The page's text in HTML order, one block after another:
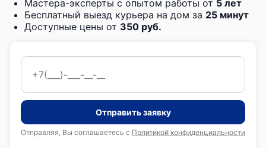
Мастера-эксперты с опытом работы от 5 лет
Бесплатный выезд курьера на дом за 25 минут
Доступные цены от 350 руб.
Отправить заявку
Отправляя, Вы соглашаетесь с Политикой конфиденциальности